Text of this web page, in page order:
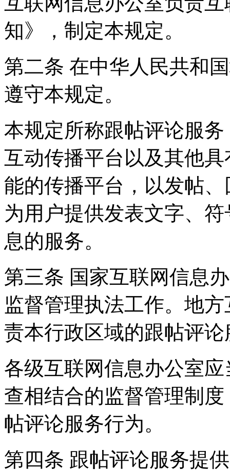
知》，制定本规定。
第二条 在中华人民共和
遵守本规定。
本规定所称跟帖评论服
互动传播平台以及其他
能的传播平台，以发帖
为用户提供发表文字、
息的服务。
第三条 国家互联网信息
监督管理执法工作。地
责本行政区域的跟帖评
各级互联网信息办公室
查相结合的监督管理制
帖评论服务行为。
第四条 跟帖评论服务提